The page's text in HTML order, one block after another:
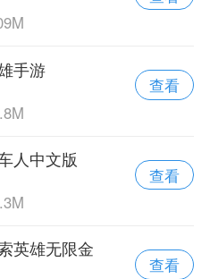
手游
查看
人中文版
查看
英雄无限金
查看